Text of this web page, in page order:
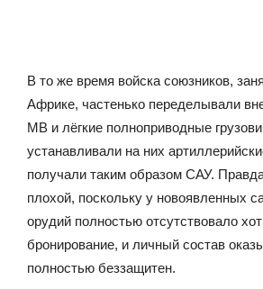
В то же время войска союзников,
Африке, частенько переделывали
MB и лёгкие полноприводные
устанавливали на них
получали таким образом САУ.
плохой, поскольку у новоявленных
орудий полностью отсутствовало
бронирование, и личный состав
полностью беззащитен.